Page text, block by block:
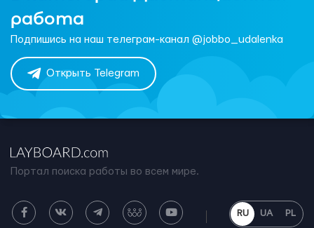
работа
Подпишись на наш телеграм-канал @jobbo_udalenka
Открыть Telegram
Портал поиска работы во всем мире.
RU UA PL